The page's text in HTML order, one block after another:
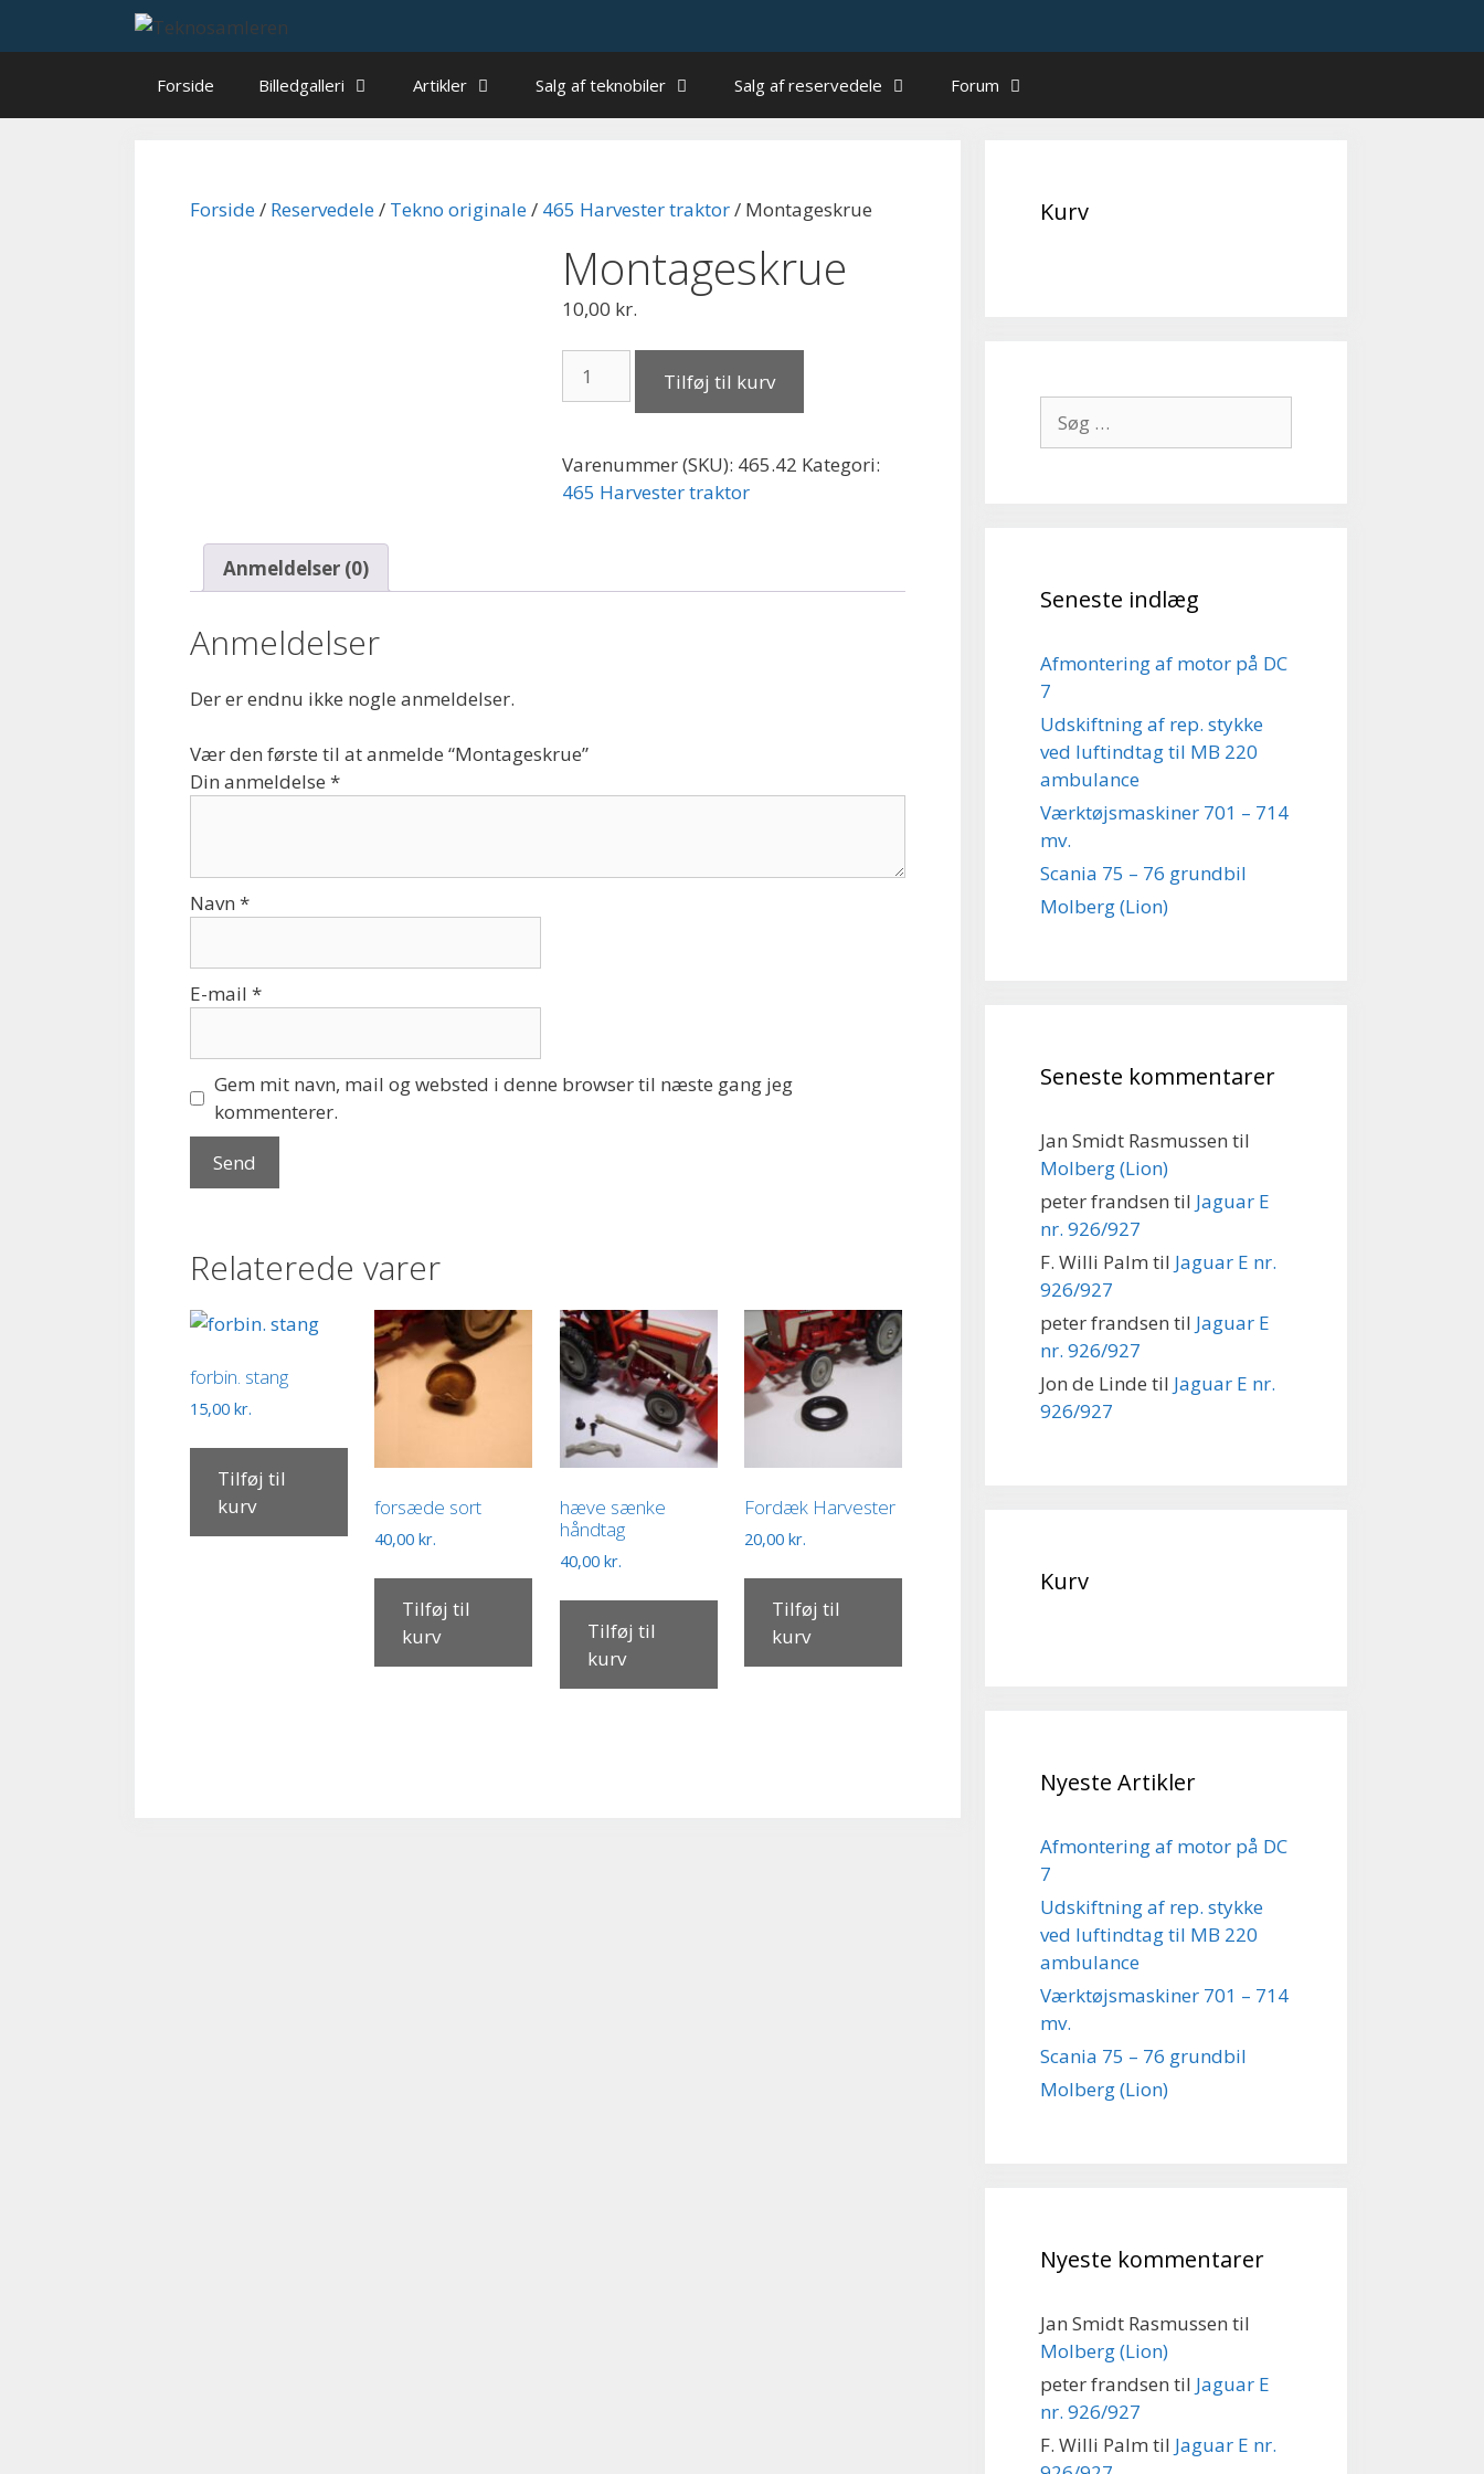
Forside Billedgalleri Artikler Salg af teknobiler Salg af reservedele Forum
Forside/ Reservedele/ Tekno originale/ 465 Harvester traktor/ Montageskrue
Montageskrue
10,00 kr.
antal
Tilføj til kurv
Varenummer (SKU): 465.42 Kategori:
465 Harvester traktor
Anmeldelser (0)
Anmeldelser
Der er endnu ikke nogle anmeldelser.
Vær den første til at anmelde “Montageskrue”
Din anmeldelse *
Navn *
E-mail *
Gem mit navn, mail og websted i denne browser til næste gang jeg
kommenterer.
Relaterede varer
forbin. stang
15,00 kr.
Tilføj til
kurv
forsæde sort
40,00kr.
Tilføj til
kurv
hæve sænke
håndtag
40,00 kr.
Tilføj til
kurv
Fordæk Harvester
20,00kr.
Tilføj til
kurv
Kurv
efter:
Seneste indlæg
Afmontering af motor på DC
7
Udskiftning af rep. stykke
ved luftindtag til MB 220
ambulance
Værktøjsmaskiner 701 – 714
mv.
Scania 75 – 76 grundbil
Molberg (Lion)
Seneste kommentarer
Jan Smidt Rasmussen til
Molberg (Lion)
peter frandsen til Jaguar E
nr. 926/927
F. Willi Palm til Jaguar E nr.
926/927
peter frandsen til Jaguar E
nr. 926/927
Jon de Linde til Jaguar E nr.
926/927
Kurv
Nyeste Artikler
Afmontering af motor på DC
7
Udskiftning af rep. stykke
ved luftindtag til MB 220
ambulance
Værktøjsmaskiner 701 – 714
mv.
Scania 75 – 76 grundbil
Molberg (Lion)
Nyeste kommentarer
Jan Smidt Rasmussen til
Molberg (Lion)
peter frandsen til Jaguar E
nr. 926/927
F. Willi Palm til Jaguar E nr.